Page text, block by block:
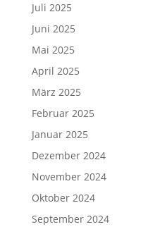
Juli 2025
Juni 2025
Mai 2025
April 2025
März 2025
Februar 2025
Januar 2025
Dezember 2024
November 2024
Oktober 2024
September 2024